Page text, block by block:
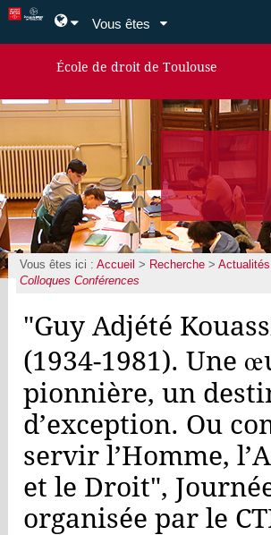
Vous êtes
École de droit de Toulouse
Vous êtes ici :Accueil > Recherche >
Colloques Conférences
"Guy Adjété
(1934-1981). Une
pionnière, un
d’exception. Ou
servir l’Homme,
et le Droit",
organisée par le